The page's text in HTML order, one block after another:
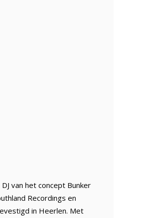
van het concept Bunker
Recordings en
in Heerlen. Met